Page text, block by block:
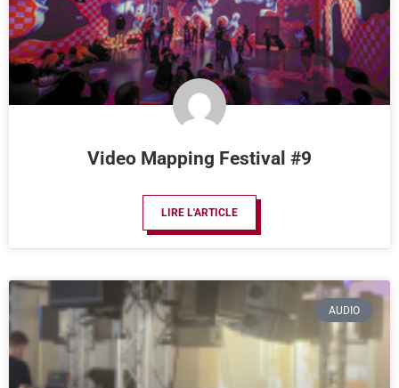
Video Mapping Festival #9
LIRE L'ARTICLE
AUDIO